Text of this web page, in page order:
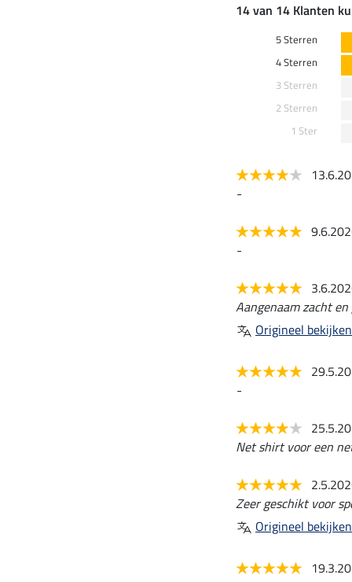
14 van 14 Klanten
5 Sterren
4 Sterren
3 Sterren
2 Sterren
1 Ster
-
-
Aangenaam zacht
Origineel bekijken
-
Net shirt voor een
Zeer geschikt voor
Origineel bekijken